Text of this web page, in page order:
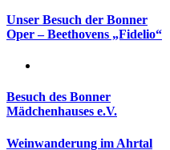
Unser Besuch der Bonner
Oper – Beethovens „Fidelio“
Besuch des Bonner
Mädchenhauses e.V.
Weinwanderung im Ahrtal